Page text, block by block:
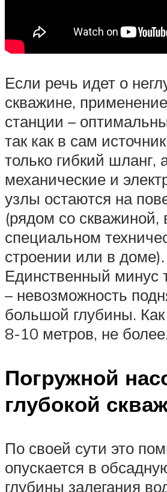
Если речь идет о
скважине,
станции –
так как в сам
только гибкий шланг,
механические и
узлы остаются на
(рядом со скважиной,
специальном
строении или в доме).
Единственный минус
– невозможность
большой глубины.
8-10 метров, не более.
Погружной
глубокой
По своей сути это
опускается в
глубины залегания